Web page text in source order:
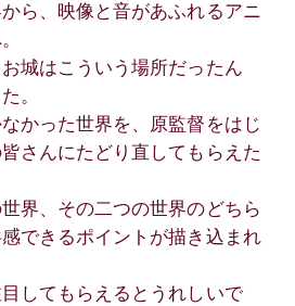
ら、映像と音があふれるアニ
城はこういう場所だったん
。
かった世界を、原監督をはじ
さんにたどり直してもらえた
界、その二つの世界のどちら
できるポイントが描き込まれ
してもらえるとうれしいで